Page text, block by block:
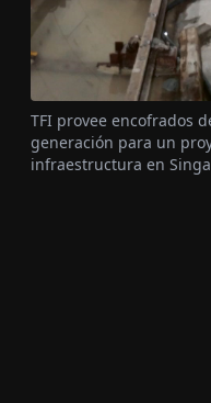
TFI provee encofrados
generación para un
infraestructura en